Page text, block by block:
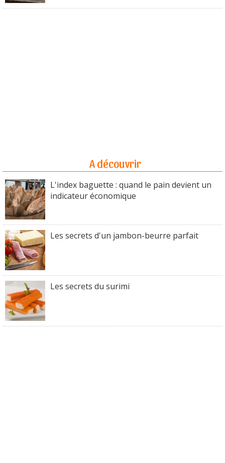
A découvrir
L'index baguette : quand le pain devient un
indicateur économique
Les secrets d'un jambon-beurre parfait
Les secrets du surimi